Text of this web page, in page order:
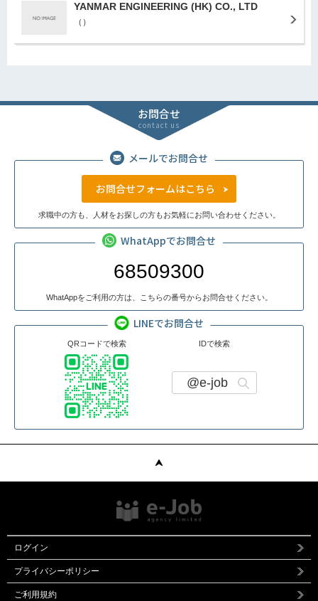
YANMAR ENGINEERING (HK) CO., LTD
（）
お問合せ
contact us
メールでお問合せ
お問合せフォームはこちら
求職中の方も、人材をお探しの方もお気軽にお問い合わせください。
WhatAppでお問合せ
68509300
WhatAppをご利用の方は、こちらの番号からお問合せください。
LINEでお問合せ
QRコードで検索 IDで検索
@e-job
ログイン
プライバシーポリシー
ご利用規約